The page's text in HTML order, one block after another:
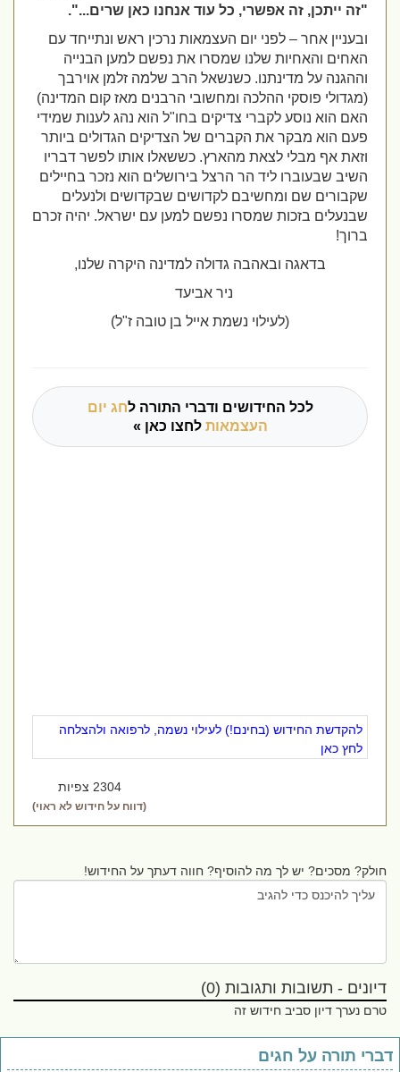
"זה ייתכן, זה אפשרי, כל עוד אנחנו כאן שרים...".
ובעניין אחר – לפני יום העצמאות נרכין ראש ונתייחד עם
האחים והאחיות שלנו שמסרו את נפשם למען הבנייה
וההגנה על מדינתנו. כשנשאל הרב שלמה זלמן אוירבך
(מגדולי פוסקי ההלכה ומחשובי הרבנים מאז קום המדינה)
האם הוא נוסע לקברי צדיקים בחו"ל הוא נהג לענות שמידי
פעם הוא מבקר את הקברים של הצדיקים הגדולים ביותר
וזאת אף מבלי לצאת מהארץ. כששאלו אותו לפשר דבריו
השיב שבעוברו ליד הר הרצל בירושלים הוא נזכר בחיילים
שקבורים שם ומחשיבם לקדושים שבקדושים ולנעלים
שבנעלים בזכות שמסרו נפשם למען עם ישראל. יהיה זכרם
ברוך!
בדאגה ובאהבה גדולה למדינה היקרה שלנו,
ניר אביעד
(לעילוי נשמת אייל בן טובה ז"ל)
לכל החידושים ודברי התורה לחג יום
העצמאותלחצו כאן »
להקדשת החידוש (בחינם!) לעילוי נשמה, לרפואה ולהצלחה
לחץ כאן
2304 צפיות
(דווח על חידוש לא ראוי)
חולק? מסכים? יש לך מה להוסיף? חווה דעתך על החידוש!
דיונים - תשובות ותגובות (0)
טרם נערך דיון סביב חידוש זה
תורה על חגים